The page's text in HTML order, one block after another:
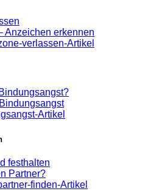
Anzeichen erkennen
verlassen-Artikel
Artikel
festhalten
Partner?
finden-Artikel